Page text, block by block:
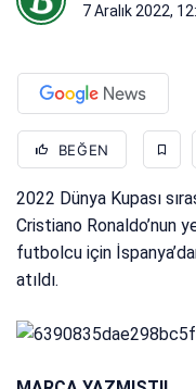
7 Aralık 2022,
BEĞEN
2022 Dünya Kupası
Cristiano Ronaldo’nun
futbolcu için
atıldı.